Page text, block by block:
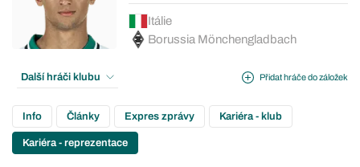
Itálie
Borussia Mönchengladbach
Přidat hráče do záložek
Další hráči klubu
Info Články Expres zprávy Kariéra - klub
Kariéra - reprezentace